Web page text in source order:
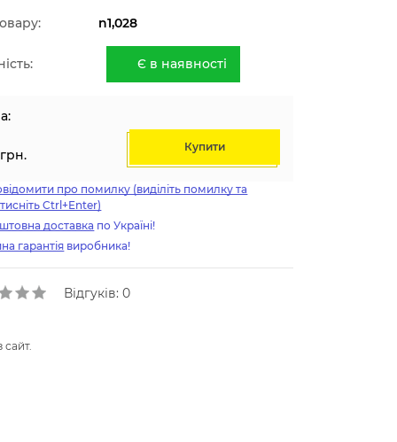
n1,028
Є в наявності
грн.
Купити
про помилку (виділіть помилку та
Ctrl+Enter)
доставка по Україні!
гарантія виробника!
Відгуків: 0